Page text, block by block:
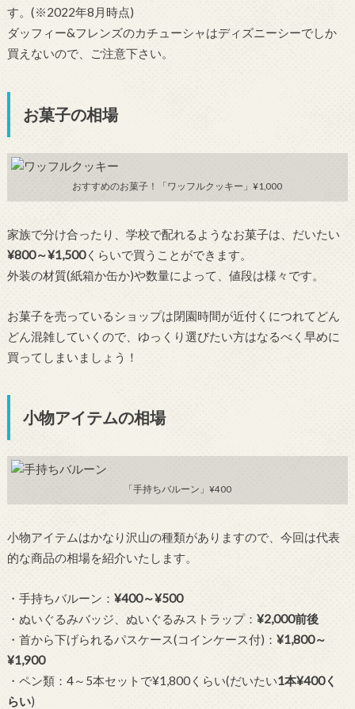
す。(※2022年8月時点)
ダッフィー&フレンズのカチューシャはディズニーシーでしか
買えないので、ご注意下さい。
お菓子の相場
おすすめのお菓子！「ワッフルクッキー」¥1,000
家族で分け合ったり、学校で配れるようなお菓子は、だいたい
¥800～¥1,500くらいで買うことができます。
外装の材質(紙箱か缶か)や数量によって、値段は様々です。
お菓子を売っているショップは閉園時間が近付くにつれてどん
どん混雑していくので、ゆっくり選びたい方はなるべく早めに
買ってしまいましょう！
小物アイテムの相場
「手持ちバルーン」¥400
小物アイテムはかなり沢山の種類がありますので、今回は代表
的な商品の相場を紹介いたします。
・手持ちバルーン： ¥400～¥500
・ぬいぐるみバッジ、ぬいぐるみストラップ： ¥2,000前後
・首から下げられるパスケース(コインケース付)： ¥1,800～
¥1,900
・ペン類：4～5本セットで¥1,800くらい(だいたい1本¥400く
らい)